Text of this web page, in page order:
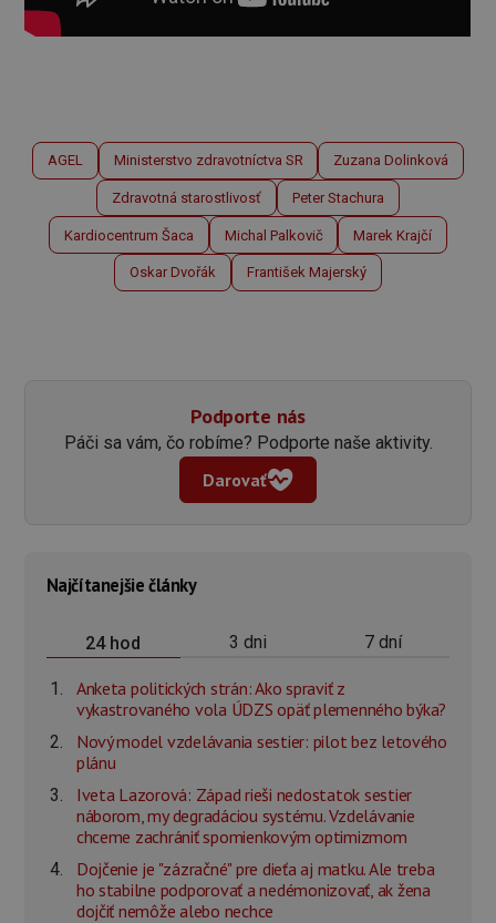
AGEL Ministerstvo zdravotníctva SR Zuzana Dolinková
Zdravotná starostlivosť Peter Stachura
Kardiocentrum Šaca Michal Palkovič Marek Krajčí
Oskar Dvořák František Majerský
Podporte nás
Páči sa vám, čo robíme? Podporte naše aktivity.
Darovať
Najčítanejšie články
24 hod 3 dni 7 dní
Anketa politických strán: Ako spraviť z
vykastrovaného vola ÚDZS opäť plemenného býka?
Nový model vzdelávania sestier: pilot bez letového
plánu
Iveta Lazorová: Západ rieši nedostatok sestier
náborom, my degradáciou systému. Vzdelávanie
chceme zachrániť spomienkovým optimizmom
Dojčenie je "zázračné" pre dieťa aj matku. Ale treba
ho stabilne podporovať a nedémonizovať, ak žena
dojčiť nemôže alebo nechce